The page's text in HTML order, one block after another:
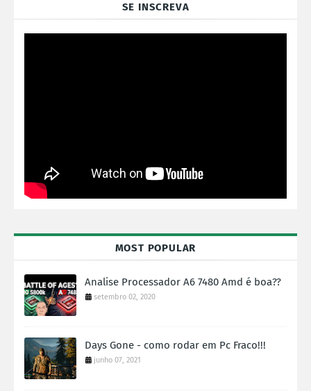
SE INSCREVA
MOST POPULAR
Analise Processador A6 7480 Amd é boa??
setembro 02, 2020
Days Gone - como rodar em Pc Fraco!!!
junho 07, 2021